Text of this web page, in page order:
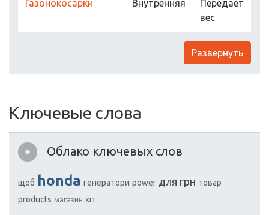
Газонокосарки Внутренняя
Передает
вес
Развернуть
Ключевые слова
Облако ключевых слов
щоб honda генератори power для грн товар
products магазин хіт